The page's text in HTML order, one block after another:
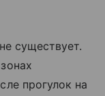
существует.
прогулок на